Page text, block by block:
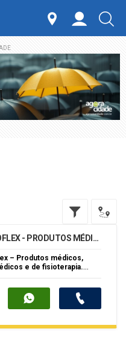
- PRODUTOS MÉDIC
– Produtos médicos,
e de fisioterapia.
completas para sua
e confiança.